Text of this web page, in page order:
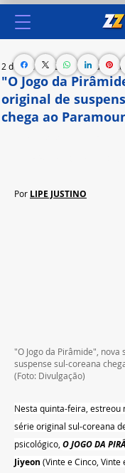
"O Jogo da
original de
chega ao
2 de jun. de 2024 2 min de
Por LIPE JUSTINO
"O Jogo da Pirâmide", nova
suspense sul-coreana
(Foto: Divulgação)
Nesta quinta-feira, estreou
série original sul-coreana
psicológico, O JOGO DA
Jiyeon (Vinte e Cinco, Vinte